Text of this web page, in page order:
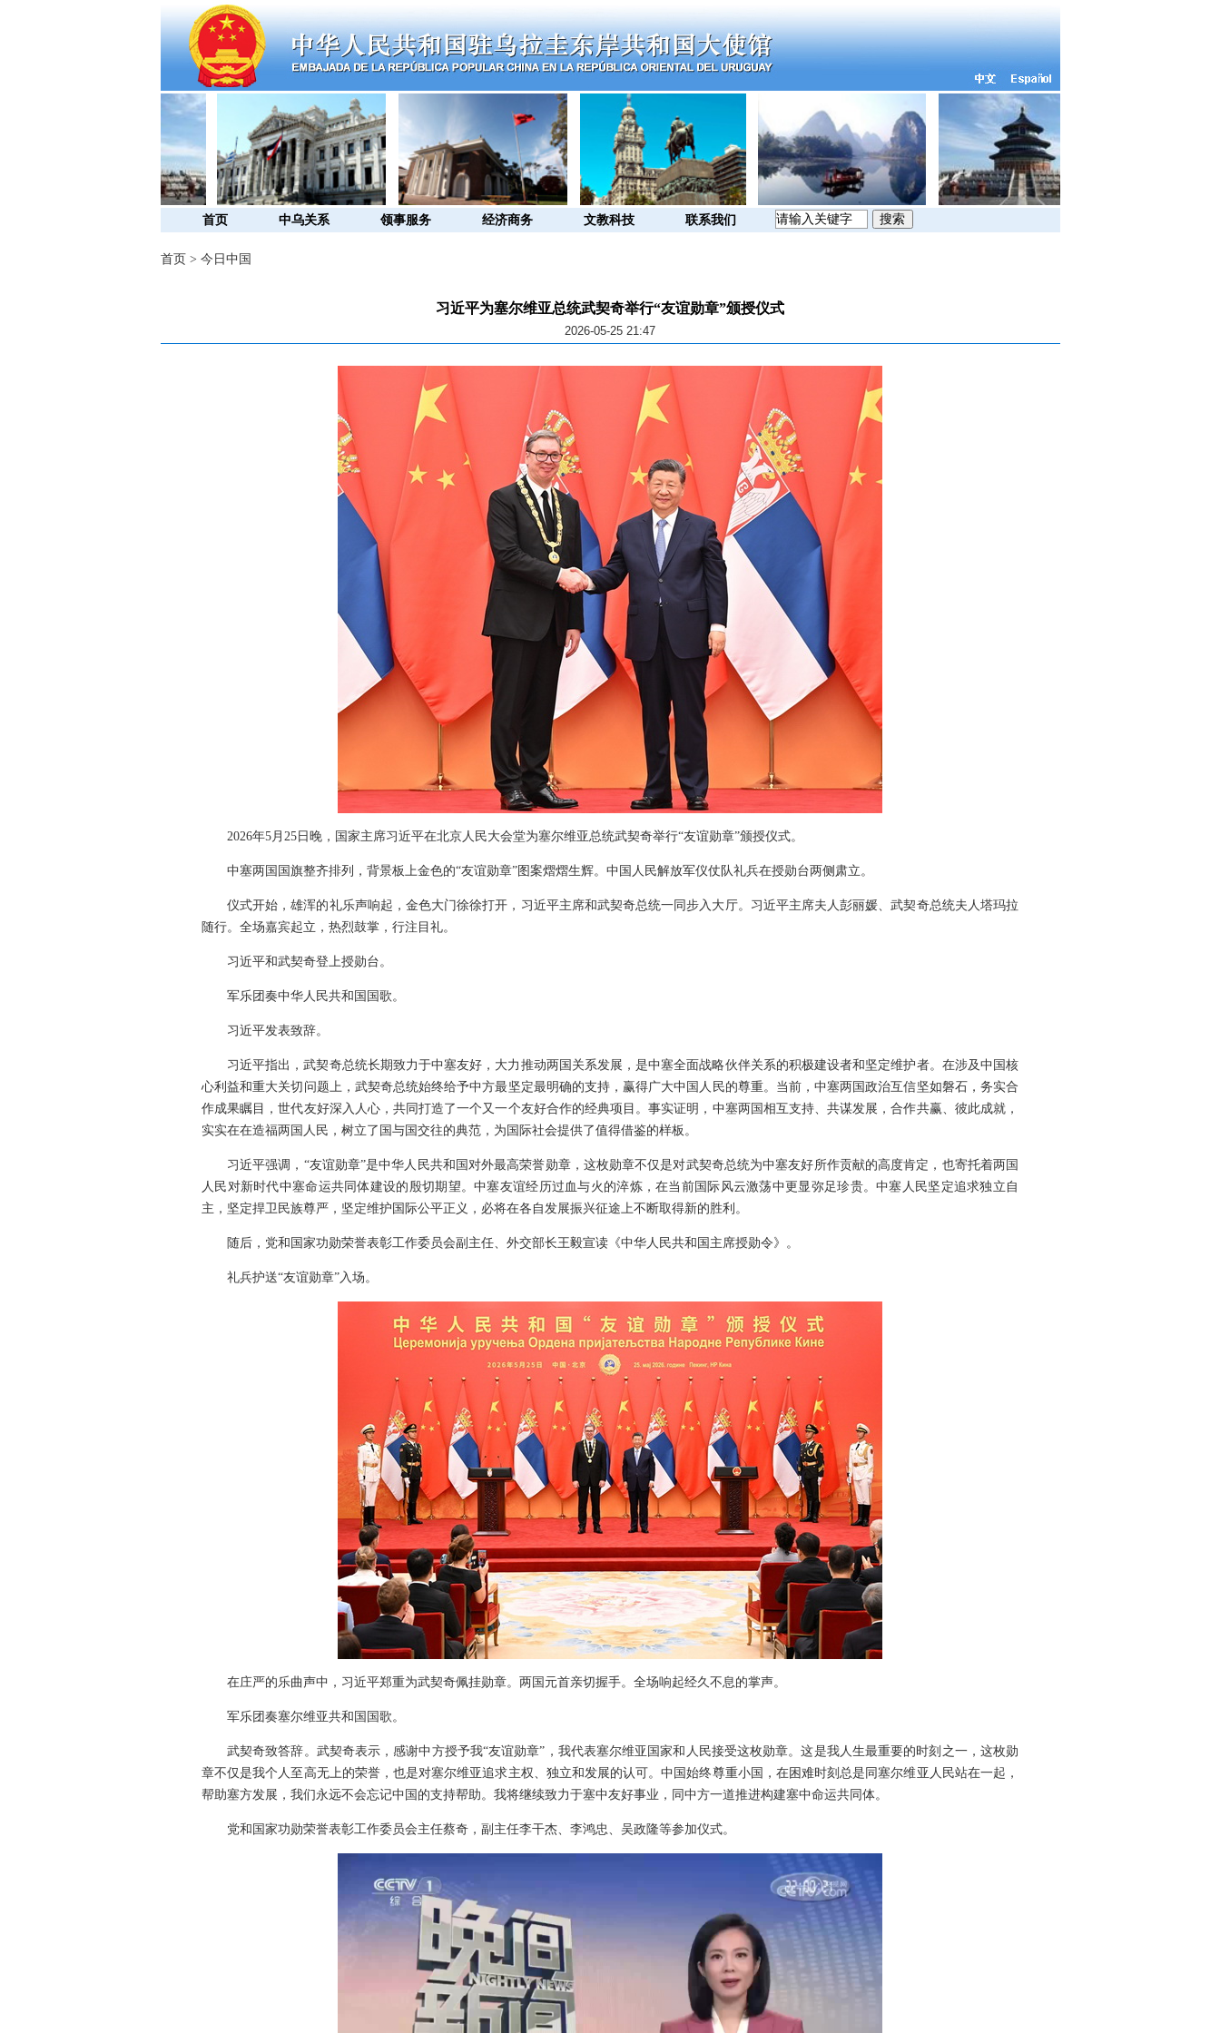
首页 中乌关系 领事服务 经济商务 文教科技 联系我们
首页 > 今日中国
习近平为塞尔维亚总统武契奇举行“友谊勋章”颁授仪式
2026-05-25 21:47
2026年5月25日晚，国家主席习近平在北京人民大会堂为塞尔维亚总统武契奇举行“友谊勋章”颁授仪式。
中塞两国国旗整齐排列，背景板上金色的“友谊勋章”图案熠熠生辉。中国人民解放军仪仗队礼兵在授勋台两侧肃立。
仪式开始，雄浑的礼乐声响起，金色大门徐徐打开，习近平主席和武契奇总统一同步入大厅。习近平主席夫人彭丽媛、武契奇总统夫人塔玛拉
随行。全场嘉宾起立，热烈鼓掌，行注目礼。
习近平和武契奇登上授勋台。
军乐团奏中华人民共和国国歌。
习近平发表致辞。
习近平指出，武契奇总统长期致力于中塞友好，大力推动两国关系发展，是中塞全面战略伙伴关系的积极建设者和坚定维护者。在涉及中国核
心利益和重大关切问题上，武契奇总统始终给予中方最坚定最明确的支持，赢得广大中国人民的尊重。当前，中塞两国政治互信坚如磐石，务实合
作成果瞩目，世代友好深入人心，共同打造了一个又一个友好合作的经典项目。事实证明，中塞两国相互支持、共谋发展，合作共赢、彼此成就，
实实在在造福两国人民，树立了国与国交往的典范，为国际社会提供了值得借鉴的样板。
习近平强调，“友谊勋章”是中华人民共和国对外最高荣誉勋章，这枚勋章不仅是对武契奇总统为中塞友好所作贡献的高度肯定，也寄托着两国
人民对新时代中塞命运共同体建设的殷切期望。中塞友谊经历过血与火的淬炼，在当前国际风云激荡中更显弥足珍贵。中塞人民坚定追求独立自
主，坚定捍卫民族尊严，坚定维护国际公平正义，必将在各自发展振兴征途上不断取得新的胜利。
随后，党和国家功勋荣誉表彰工作委员会副主任、外交部长王毅宣读《中华人民共和国主席授勋令》。
礼兵护送“友谊勋章”入场。
在庄严的乐曲声中，习近平郑重为武契奇佩挂勋章。两国元首亲切握手。全场响起经久不息的掌声。
军乐团奏塞尔维亚共和国国歌。
武契奇致答辞。武契奇表示，感谢中方授予我“友谊勋章”，我代表塞尔维亚国家和人民接受这枚勋章。这是我人生最重要的时刻之一，这枚勋
章不仅是我个人至高无上的荣誉，也是对塞尔维亚追求主权、独立和发展的认可。中国始终尊重小国，在困难时刻总是同塞尔维亚人民站在一起，
帮助塞方发展，我们永远不会忘记中国的支持帮助。我将继续致力于塞中友好事业，同中方一道推进构建塞中命运共同体。
党和国家功勋荣誉表彰工作委员会主任蔡奇，副主任李干杰、李鸿忠、吴政隆等参加仪式。